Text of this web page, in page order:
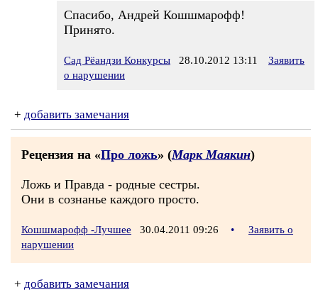
Спасибо, Андрей Кошшмарофф!
Принято.
Сад Рёандзи Конкурсы 28.10.2012 13:11
Заявить
о нарушении
+ добавить замечания
Рецензия на «Про ложь» (Марк Маякин)
Ложь и Правда - родные сестры.
Они в сознанье каждого просто.
Кошшмарофф -Лучшее 30.04.2011 09:26 •
Заявить о
нарушении
+ добавить замечания